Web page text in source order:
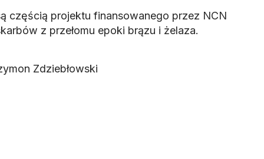
częścią projektu finansowanego przez NCN
z przełomu epoki brązu i żelaza.
Zdziebłowski